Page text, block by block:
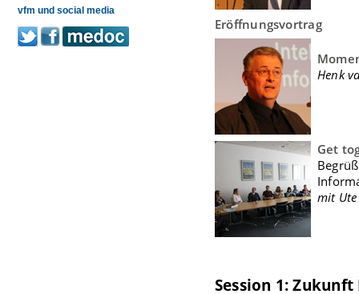
vfm und social media
Eröffnungsvortrag
Henk
Get
mit Ute
Session 1: Zukunft